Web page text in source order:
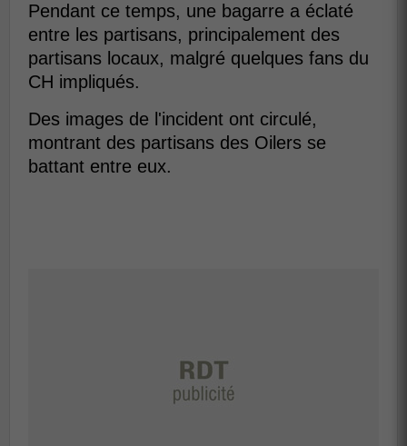
Pendant ce temps, une bagarre a éclaté
entre les partisans, principalement des
partisans locaux, malgré quelques fans du
CH impliqués.
Des images de l'incident ont circulé,
montrant des partisans des Oilers se
battant entre eux.